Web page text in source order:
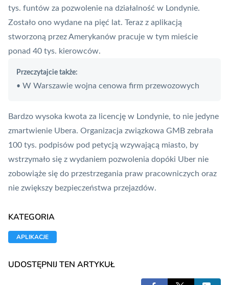
tys. funtów za pozwolenie na działalność w Londynie.
Zostało ono wydane na pięć lat. Teraz z aplikacją
stworzoną przez Amerykanów pracuje w tym mieście
ponad 40 tys. kierowców.
Przeczytajcie także:
• W Warszawie wojna cenowa firm przewozowych
Bardzo wysoka kwota za licencję w Londynie, to nie jedyne
zmartwienie Ubera. Organizacja związkowa GMB zebrała
100 tys. podpisów pod petycją wzywającą miasto, by
wstrzymało się z wydaniem pozwolenia dopóki Uber nie
zobowiąże się do przestrzegania praw pracowniczych oraz
nie zwiększy bezpieczeństwa przejazdów.
KATEGORIA
APLIKACJE
UDOSTĘPNIJ TEN ARTYKUŁ